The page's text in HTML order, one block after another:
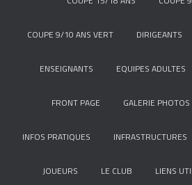
COUPE 9/10 ANS VERT DIRIGEANTS
ENSEIGNANTS EQUIPES ADULTES
FRONT PAGE GALERIE PHOTOS
INFOS PRATIQUES INFRASTRUCTURES
JOUEURS LE CLUB LIENS